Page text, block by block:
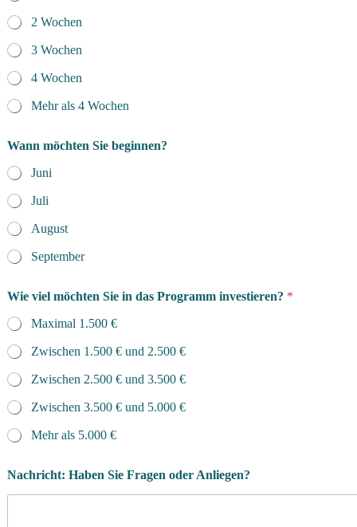
n
/
i
n
2 Wochen
3 Wochen
4 Wochen
Mehr als 4 Wochen
Wann möchten Sie beginnen?
Juni
Juli
August
September
Wie viel möchten Sie in das Programm investieren? *
Maximal 1.500 €
Zwischen 1.500 € und 2.500 €
Zwischen 2.500 € und 3.500 €
Zwischen 3.500 € und 5.000 €
Mehr als 5.000 €
Nachricht: Haben Sie Fragen oder Anliegen?